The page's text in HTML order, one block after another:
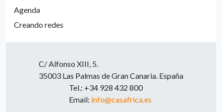
Agenda
Creando redes
C/ Alfonso XIII, 5.
35003 Las Palmas de Gran Canaria. España
Tel.: +34 928 432 800
Email: info@casafrica.es